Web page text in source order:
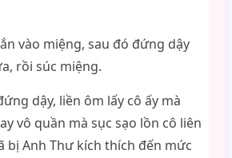
vào miệng, sau đó đứng dậy
rồi súc miệng.
dậy, liền ôm lấy cô ấy mà
vô quần mà sục sạo lồn cô liên
bị Anh Thư kích thích đến mức